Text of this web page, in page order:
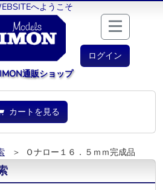
へようこそ
ログイン
通販ショップ
カートを見る
＞ Ｏナロー１６．５ｍｍ完成品